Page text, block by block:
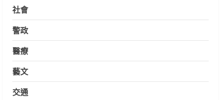
社會
警政
醫療
藝文
交通